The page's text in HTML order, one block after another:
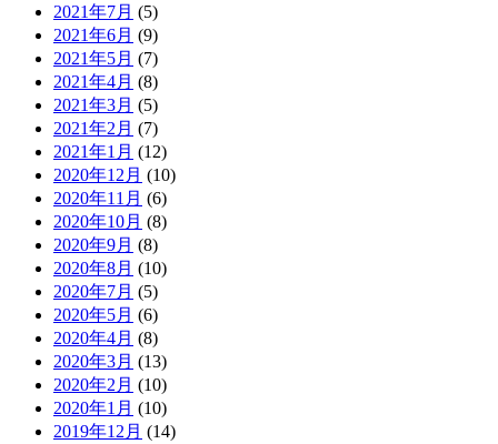
2021年7月 (5)
2021年6月 (9)
2021年5月 (7)
2021年4月 (8)
2021年3月 (5)
2021年2月 (7)
2021年1月 (12)
2020年12月 (10)
2020年11月 (6)
2020年10月 (8)
2020年9月 (8)
2020年8月 (10)
2020年7月 (5)
2020年5月 (6)
2020年4月 (8)
2020年3月 (13)
2020年2月 (10)
2020年1月 (10)
2019年12月 (14)